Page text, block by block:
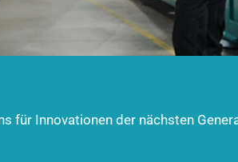
für Innovationen der nächsten